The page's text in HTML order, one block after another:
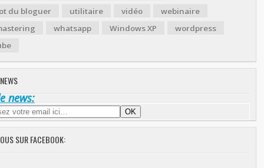
du bloguer
utilitaire vidéo
webinaire
whatsapp Windows XP
wordpress
news:
SUR FACEBOOK: